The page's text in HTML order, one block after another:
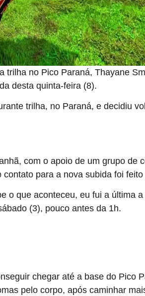
no Pico Paraná, Thayane
desta quinta-feira (8).
trilha, no Paraná, e decidiu
com o apoio de um grupo de
para a nova subida foi
o que aconteceu, eu fui a última a
(3), pouco antes da 1h.
chegar até a base do Pico
pelo corpo, após caminhar